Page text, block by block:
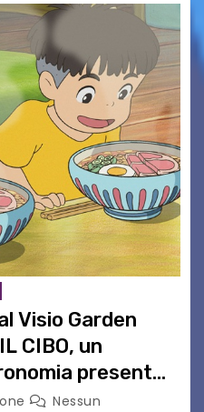
Visio Garden
CIBO, un
presente
Nessun